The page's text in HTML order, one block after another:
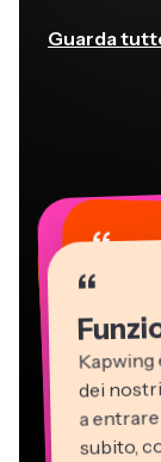
Guarda
“
dei
a
subito,
“
“
“
“
“
“
“